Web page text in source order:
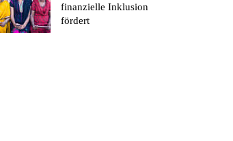
finanzielle Inklusion
fördert